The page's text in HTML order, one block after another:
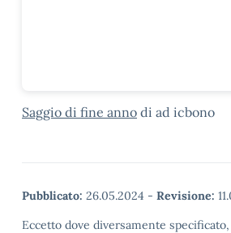
Saggio di fine anno di ad icbono
Pubblicato: 26.05.2024 - Revisione:
Eccetto dove diversamente